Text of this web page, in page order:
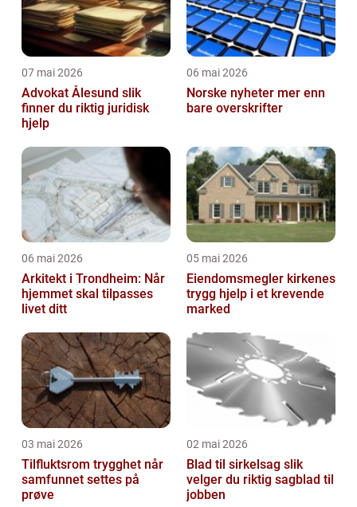
07 mai 2026
Advokat Ålesund slik
finner du riktig juridisk
hjelp
06 mai 2026
Norske nyheter mer enn
bare overskrifter
06 mai 2026
Arkitekt i Trondheim: Når
hjemmet skal tilpasses
livet ditt
05 mai 2026
Eiendomsmegler kirkenes
trygg hjelp i et krevende
marked
03 mai 2026
Tilfluktsrom trygghet når
samfunnet settes på
prøve
02 mai 2026
Blad til sirkelsag slik
velger du riktig sagblad til
jobben